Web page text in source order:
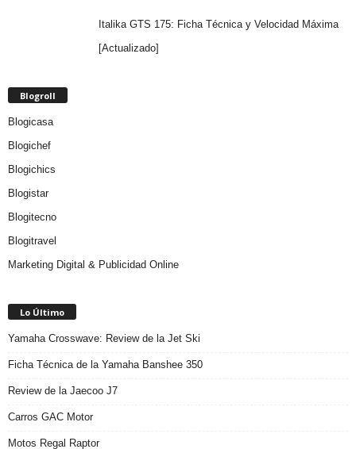
Italika GTS 175: Ficha Técnica y Velocidad Máxima
[Actualizado]
Blogroll
Blogicasa
Blogichef
Blogichics
Blogistar
Blogitecno
Blogitravel
Marketing Digital & Publicidad Online
Lo Último
Yamaha Crosswave: Review de la Jet Ski
Ficha Técnica de la Yamaha Banshee 350
Review de la Jaecoo J7
Carros GAC Motor
Motos Regal Raptor